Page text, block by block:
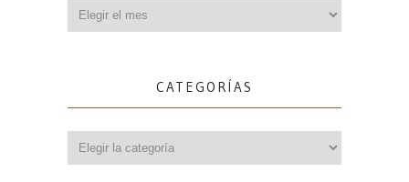
CATEGORÍAS